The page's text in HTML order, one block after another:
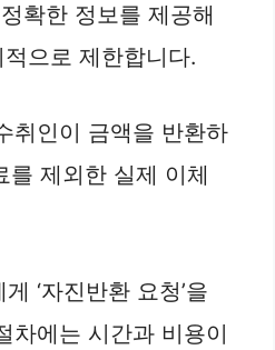
확한 정보를 제공해
으로 제한합니다.
취인이 금액을 반환하
제외한 실제 이체
‘자진반환 요청’을
차에는 시간과 비용이